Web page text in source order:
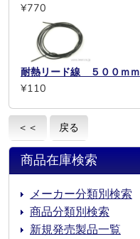
¥770
耐熱リード線 ５００ｍｍ
¥110
＜＜ 戻る
商品在庫検索
メーカー分類別検索
商品分類別検索
新規発売製品一覧